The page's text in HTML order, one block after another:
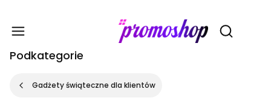
Otwórz
Podkategorie
Gadżety świąteczne dla klientów